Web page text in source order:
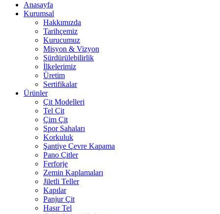
Anasayfa
Kurumsal
Hakkımızda
Tarihçemiz
Kurucumuz
Misyon & Vizyon
Sürdürülebilirlik
İlkelerimiz
Üretim
Sertifikalar
Ürünler
Çit Modelleri
Tel Çit
Çim Çit
Spor Sahaları
Korkuluk
Şantiye Çevre Kapama
Pano Çitler
Ferforje
Zemin Kaplamaları
Jiletli Teller
Kapılar
Panjur Çit
Hasır Tel